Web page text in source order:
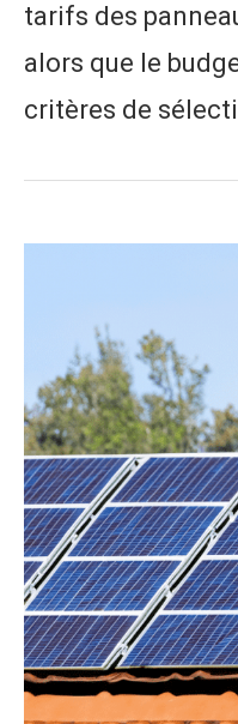
tarifs des
alors que le
critères de